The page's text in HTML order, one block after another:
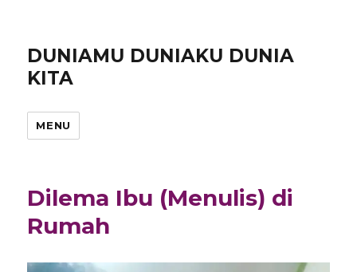
DUNIAMU DUNIAKU DUNIA
KITA
MENU
Dilema Ibu (Menulis) di
Rumah